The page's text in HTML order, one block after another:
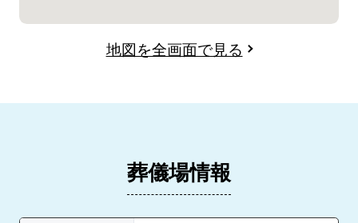
地図を全画面で見る
葬儀場情報